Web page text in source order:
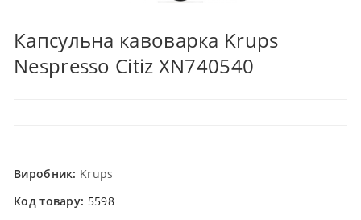
Капсульна кавоварка Krups
Nespresso Citiz XN740540
Виробник: Krups
Код товару: 5598